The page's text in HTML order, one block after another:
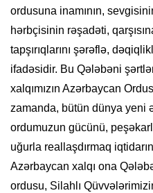
ordusuna inamının,
hərbçisinin rəşadəti,
tapşırıqlarını şərəflə,
ifadəsidir. Bu Qələbəni
xalqımızın Azərbaycan
zamanda, bütün dünya yeni
ordumuzun gücünü,
uğurla reallaşdırmaq
Azərbaycan xalqı ona
ordusu, Silahlı